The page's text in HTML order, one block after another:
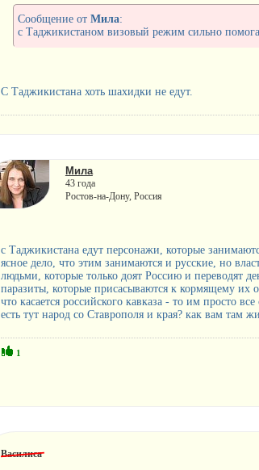
Сообщение от Мила:
с Таджикистаном визовый режим сильно
С Таджикистана хоть шахидки не едут.
Мила
43 года
Ростов-на-Дону, Россия
с Таджикистана едут персонажи, которые
ясное дело, что этим занимаются и русские, но
людьми, которые только доят Россию и переводят
паразиты, которые присасываются к кормящему их
что касается российского кавказа - то им просто
есть тут народ со Ставрополя и края? как вам там
1
Василиса